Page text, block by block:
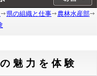
県の組織と仕事
農林水産部
魅力を体験